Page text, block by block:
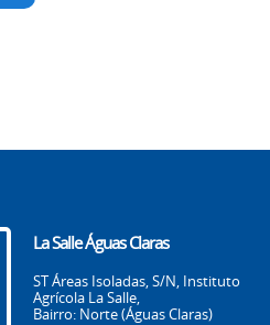
La Salle Águas Claras
ST Áreas Isoladas, S/N, Instituto
Agrícola La Salle,
Bairro: Norte (Águas Claras)